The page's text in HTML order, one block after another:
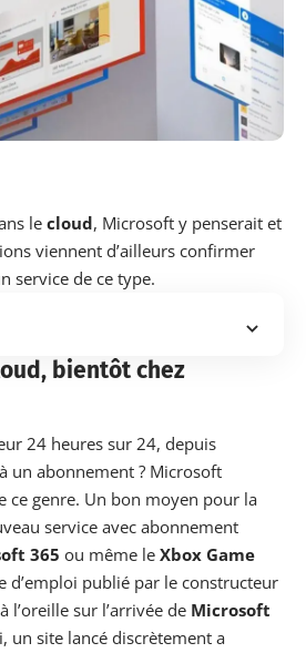
le cloud, Microsoft y penserait et
viennent d’ailleurs confirmer
service de ce type.
bientôt chez
24 heures sur 24, depuis
un abonnement ? Microsoft
ce genre. Un bon moyen pour la
service avec abonnement
365 ou même le Xbox Game
d’emploi publié par le constructeur
l’oreille sur l’arrivée de Microsoft
un site lancé discrètement a